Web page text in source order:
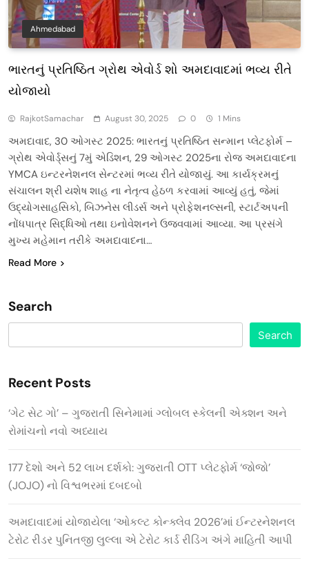
Ahmedabad
ભારતનું પ્રતિષ્ઠિત ગ્રોથ એવોર્ડ શો અમદાવાદમાં ભવ્ય રીતે
યોજાયો
RajkotSamachar August 30, 2025 0 1 Mins
અમદાવાદ, 30 ઓગસ્ટ 2025: ભારતનું પ્રતિષ્ઠિત સન્માન પ્લેટફોર્મ –
ગ્રોથ એવોર્ડ્સનું 7મું એડિશન, 29 ઓગસ્ટ 2025ના રોજ અમદાવાદના
YMCA ઇન્ટરનેશનલ સેન્ટરમાં ભવ્ય રીતે યોજાયું. આ કાર્યક્રમનું
સંચાલન શ્રી યશેષ શાહ ના નેતૃત્વ હેઠળ કરવામાં આવ્યું હતું, જેમાં
ઉદ્યોગસાહસિકો, બિઝનેસ લીડર્સ અને પ્રોફેશનલ્સની, સ્ટાર્ટઅપની
નોંધપાત્ર સિદ્ધિઓ તથા ઇનોવેશનને ઉજવવામાં આવ્યા. આ પ્રસંગે
મુખ્ય મહેમાન તરીકે અમદાવાદના…
Read More
Search
Search
Recent Posts
‘ગેટ સેટ ગો’ – ગુજરાતી સિનેમામાં ગ્લોબલ સ્કેલની એક્શન અને
રોમાંચનો નવો અધ્યાય
177 દેશો અને 52 લાખ દર્શકો: ગુજરાતી OTT પ્લેટફોર્મ ‘જોજો’
(JOJO) નો વિશ્વભરમાં દબદબો
અમદાવાદમાં યોજાયેલા ‘ઓકલ્ટ કોન્ક્લેવ 2026’માં ઈન્ટરનેશનલ
ટેરોટ રીડર પુનિતજી લુલ્લા એ ટેરોટ કાર્ડ રીડિંગ અંગે માહિતી આપી